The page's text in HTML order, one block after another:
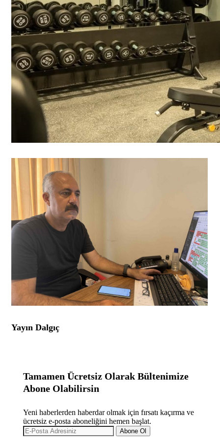
Yayın Dalgıç
Tamamen Ücretsiz Olarak Bültenimize
Abone Olabilirsin
Yeni haberlerden haberdar olmak için fırsatı kaçırma ve
ücretsiz e-posta aboneliğini hemen başlat.
Abone Ol